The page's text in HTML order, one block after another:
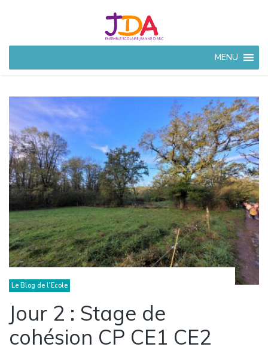
D'ARC
Ensemble Scolaire à
MENU
Le Blog de l'Ecole
Jour 2 : Stage de
cohésion CP CE1 CE2